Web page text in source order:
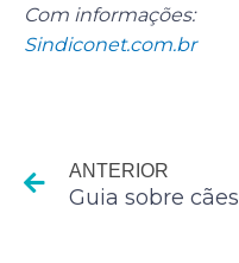
Com informações:
Sindiconet.com.br
ANTERIOR